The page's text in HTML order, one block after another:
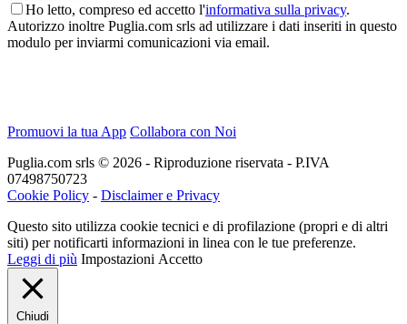
Ho letto, compreso ed accetto l'informativa sulla privacy.
Autorizzo inoltre Puglia.com srls ad utilizzare i dati inseriti in questo
modulo per inviarmi comunicazioni via email.
Promuovi la tua App Collabora con Noi
Puglia.com srls © 2026 - Riproduzione riservata - P.IVA
07498750723
Cookie Policy - Disclaimer e Privacy
Questo sito utilizza cookie tecnici e di profilazione (propri e di altri
siti) per notificarti informazioni in linea con le tue preferenze.
Leggi di più Impostazioni Accetto
Chiudi